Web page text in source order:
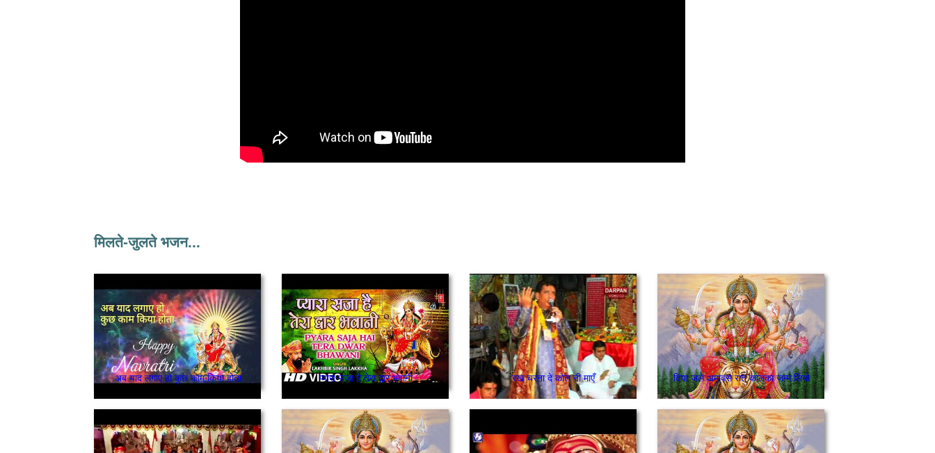
मिलते-जुलते भजन...
अब याद लगाए हो कुछ काम किया होता प्यारा सजा है तेरा द्वार भवानी रख चरना दे कोल नी माएँ दिया जले अमावस रात कालका जन्म लियो